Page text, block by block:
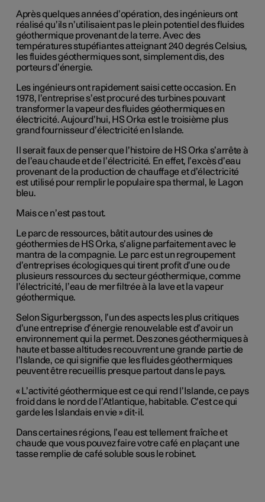
Après quelques années d’opération, des ingénieurs ont
réalisé qu’ils n’utilisaient pas le plein potentiel des fluides
géothermique provenant de la terre. Avec des
températures stupéfiantes atteignant 240 degrés Celsius,
les fluides géothermiques sont, simplement dis, des
porteurs d’énergie.
Les ingénieurs ont rapidement saisi cette occasion. En
1978, l’entreprise s’est procuré des turbines pouvant
transformer la vapeur des fluides géothermiques en
électricité. Aujourd’hui, HS Orka est le troisième plus
grand fournisseur d’électricité en Islande.
Il serait faux de penser que l’histoire de HS Orka s’arrête à
de l’eau chaude et de l’électricité. En effet, l’excès d’eau
provenant de la production de chauffage et d’électricité
est utilisé pour remplir le populaire spa thermal, le Lagon
bleu.
Mais ce n’est pas tout.
Le parc de ressources, bâtit autour des usines de
géothermies de HS Orka, s’aligne parfaitement avec le
mantra de la compagnie. Le parc est un regroupement
d’entreprises écologiques qui tirent profit d’une ou de
plusieurs ressources du secteur géothermique, comme
l’électricité, l’eau de mer filtrée à la lave et la vapeur
géothermique.
Selon Sigurbergsson, l’un des aspects les plus critiques
d’une entreprise d’énergie renouvelable est d’avoir un
environnement qui la permet. Des zones géothermiques à
haute et basse altitudes recouvrent une grande partie de
l’Islande, ce qui signifie que les fluides géothermiques
peuvent être recueillis presque partout dans le pays.
« L’activité géothermique est ce qui rend l’Islande, ce pays
froid dans le nord de l’Atlantique, habitable. C’est ce qui
garde les Islandais en vie » dit-il.
Dans certaines régions, l’eau est tellement fraîche et
chaude que vous pouvez faire votre café en plaçant une
tasse remplie de café soluble sous le robinet.